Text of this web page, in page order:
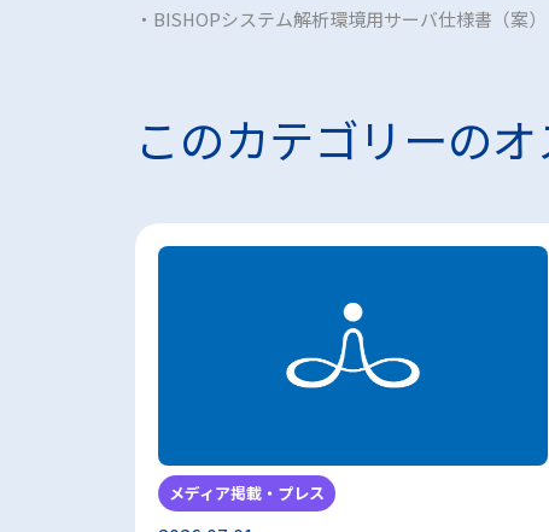
・BISHOPシステム解析環境用サーバ仕様書（案）
このカテゴリーの
メディア掲載・プレス